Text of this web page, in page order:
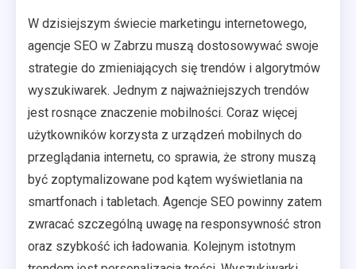
W dzisiejszym świecie marketingu internetowego,
agencje SEO w Zabrzu muszą dostosowywać swoje
strategie do zmieniających się trendów i algorytmów
wyszukiwarek. Jednym z najważniejszych trendów
jest rosnące znaczenie mobilności. Coraz więcej
użytkowników korzysta z urządzeń mobilnych do
przeglądania internetu, co sprawia, że strony muszą
być zoptymalizowane pod kątem wyświetlania na
smartfonach i tabletach. Agencje SEO powinny zatem
zwracać szczególną uwagę na responsywność stron
oraz szybkość ich ładowania. Kolejnym istotnym